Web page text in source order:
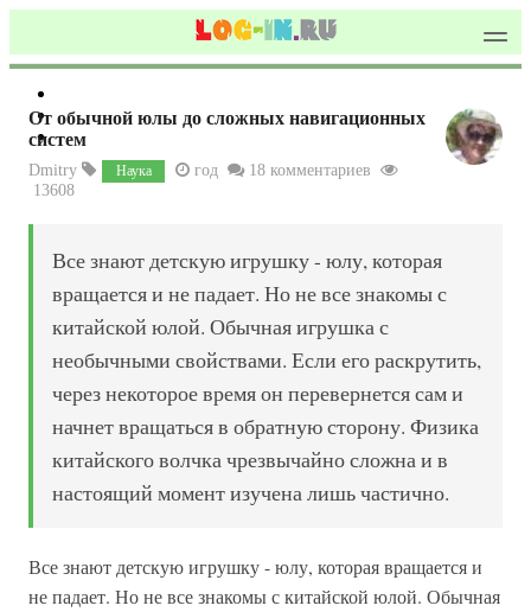
От обычной юлы до сложных навигационных
систем
Dmitry Наука год
18 комментариев
13608
Все знают детскую игрушку - юлу, которая
вращается и не падает. Но не все знакомы с
китайской юлой. Обычная игрушка с
необычными свойствами. Если его раскрутить,
через некоторое время он перевернется сам и
начнет вращаться в обратную сторону. Физика
китайского волчка чрезвычайно сложна и в
настоящий момент изучена лишь частично.
Все знают детскую игрушку - юлу, которая вращается и
не падает. Но не все знакомы с китайской юлой. Обычная